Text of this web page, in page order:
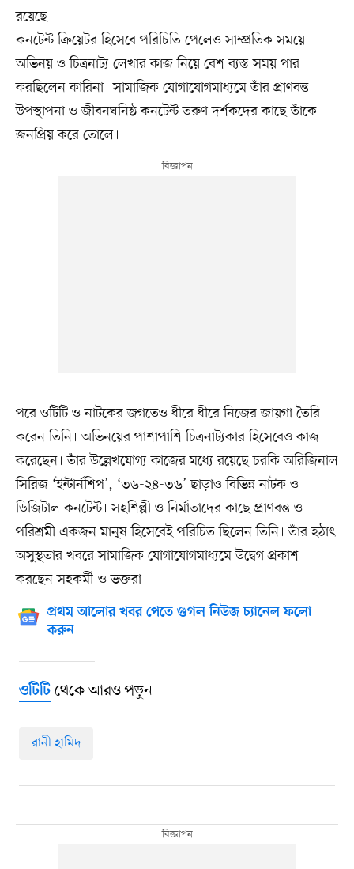
রয়েছে।
কনটেন্ট ক্রিয়েটর হিসেবে পরিচিতি পেলেও সাম্প্রতিক সময়ে
অভিনয় ও চিত্রনাট্য লেখার কাজ নিয়ে বেশ ব্যস্ত সময় পার
করছিলেন কারিনা। সামাজিক যোগাযোগমাধ্যমে তাঁর প্রাণবন্ত
উপস্থাপনা ও জীবনঘনিষ্ঠ কনটেন্ট তরুণ দর্শকদের কাছে তাঁকে
জনপ্রিয় করে তোলে।
পরে ওটিটি ও নাটকের জগতেও ধীরে ধীরে নিজের জায়গা তৈরি
করেন তিনি। অভিনয়ের পাশাপাশি চিত্রনাট্যকার হিসেবেও কাজ
করেছেন। তাঁর উল্লেখযোগ্য কাজের মধ্যে রয়েছে চরকি অরিজিনাল
সিরিজ ‘ইন্টার্নশিপ’, ‘৩৬-২৪-৩৬’ ছাড়াও বিভিন্ন নাটক ও
ডিজিটাল কনটেন্ট। সহশিল্পী ও নির্মাতাদের কাছে প্রাণবন্ত ও
পরিশ্রমী একজন মানুষ হিসেবেই পরিচিত ছিলেন তিনি। তাঁর হঠাৎ
অসুস্থতার খবরে সামাজিক যোগাযোগমাধ্যমে উদ্বেগ প্রকাশ
করছেন সহকর্মী ও ভক্তরা।
প্রথম আলোর খবর পেতে গুগল নিউজ চ্যানেল ফলো
করুন
ওটিটিথেকে আরও পড়ুন
রানী হামিদ